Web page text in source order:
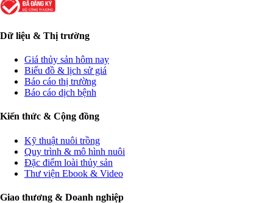
Dữ liệu & Thị trường
Giá thủy sản hôm nay
Biểu đồ & lịch sử giá
Báo cáo thị trường
Báo cáo dịch bệnh
Kiến thức & Cộng đồng
Kỹ thuật nuôi trồng
Quy trình & mô hình nuôi
Đặc điểm loài thủy sản
Thư viện Ebook & Video
Giao thương & Doanh nghiệp